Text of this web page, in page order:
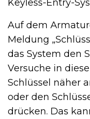
Keyless-Entry-
Auf dem
Meldung
das System den
Versuche in
Schlüssel näher
oder den
drücken. Das